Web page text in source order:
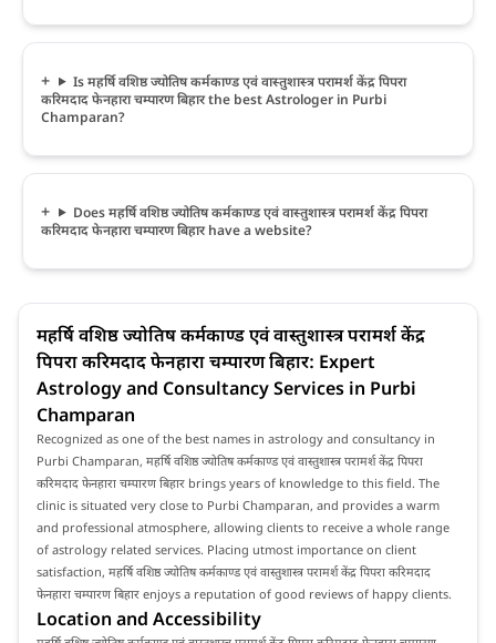
Is महर्षि वशिष्ठ ज्योतिष कर्मकाण्ड एवं वास्तुशास्त्र परामर्श केंद्र पिपरा
करिमदाद फेनहारा चम्पारण बिहार the best Astrologer in Purbi
Champaran?
Does महर्षि वशिष्ठ ज्योतिष कर्मकाण्ड एवं वास्तुशास्त्र परामर्श केंद्र पिपरा
करिमदाद फेनहारा चम्पारण बिहार have a website?
महर्षि वशिष्ठ ज्योतिष कर्मकाण्ड एवं वास्तुशास्त्र परामर्श केंद्र
पिपरा करिमदाद फेनहारा चम्पारण बिहार: Expert
Astrology and Consultancy Services in Purbi
Champaran
Recognized as one of the best names in astrology and consultancy in
Purbi Champaran, महर्षि वशिष्ठ ज्योतिष कर्मकाण्ड एवं वास्तुशास्त्र परामर्श केंद्र पिपरा
करिमदाद फेनहारा चम्पारण बिहार brings years of knowledge to this field. The
clinic is situated very close to Purbi Champaran, and provides a warm
and professional atmosphere, allowing clients to receive a whole range
of astrology related services. Placing utmost importance on client
satisfaction, महर्षि वशिष्ठ ज्योतिष कर्मकाण्ड एवं वास्तुशास्त्र परामर्श केंद्र पिपरा करिमदाद
फेनहारा चम्पारण बिहार enjoys a reputation of good reviews of happy clients.
Location and Accessibility